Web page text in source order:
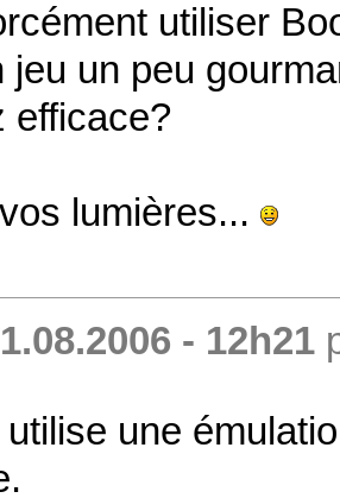
utiliser
jeu un peu
efficace?
lumières...
- 12h21
une